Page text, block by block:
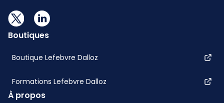
Boutiques
Boutique Lefebvre Dalloz
Formations Lefebvre Dalloz
À propos